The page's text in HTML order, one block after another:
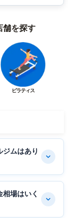
舗を探す
ピラティス
ムはあり
場はいく